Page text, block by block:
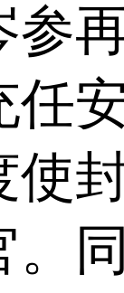
参
任
使
。